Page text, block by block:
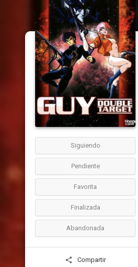
Siguiendo
Pendiente
Favorita
Finalizada
Abandonada
Compartir